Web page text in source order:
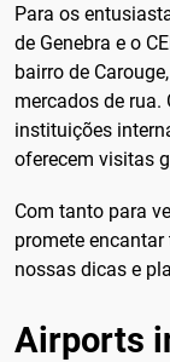
Para os
de Genebra e o
bairro de
mercados de
instituições
oferecem visitas
Com tanto para
promete
nossas dicas e
Airports